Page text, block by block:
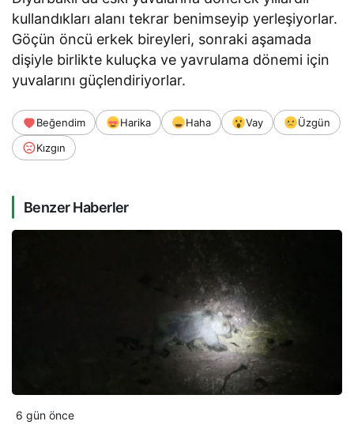
kullandıkları alanı tekrar benimseyip yerleşiyorlar.
Göçün öncü erkek bireyleri, sonraki aşamada
dişiyle birlikte kuluçka ve yavrulama dönemi için
yuvalarını güçlendiriyorlar.
Beğendim Harika Haha Vay
Üzgün
Kızgın
Benzer Haberler
6 gün önce